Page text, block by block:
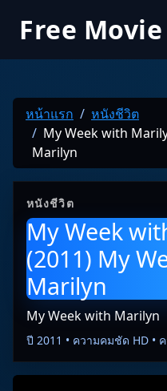
Free Movie
หน้าแรก
หนังชีวิต
My Week with
Marilyn
หนังชีวิต
My Week
(2011) My
Marilyn
My Week with Marilyn
ปี 2011 • ความคมชัด HD •